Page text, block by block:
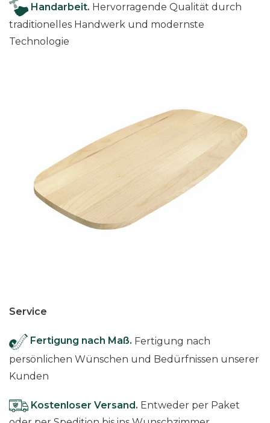
Handarbeit. Hervorragende Qualität durch
traditionelles Handwerk und modernste
Technologie
Service
Fertigung nach Maß. Fertigung nach
persönlichen Wünschen und Bedürfnissen unserer
Kunden
Kostenloser Versand. Entweder per Paket